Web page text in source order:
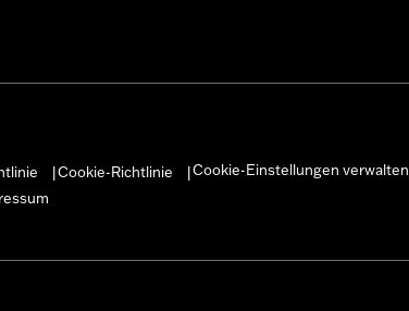
Cookie-Richtlinie Cookie-Einstellungen verwalten